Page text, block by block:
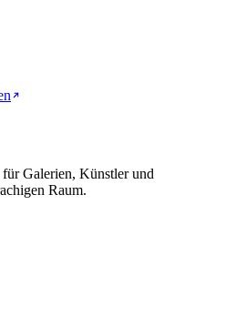
für Galerien, Künstler und
Raum.